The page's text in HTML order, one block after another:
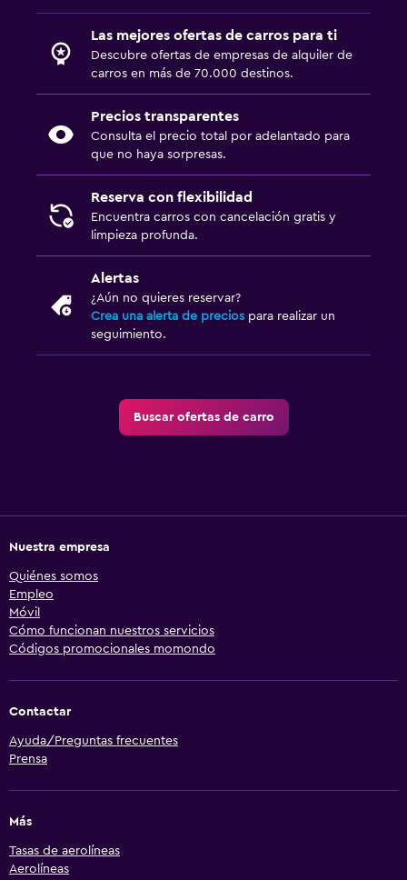
Las mejores ofertas de carros para ti
Descubre ofertas de empresas de alquiler de
carros en más de 70.000 destinos.
Precios transparentes
Consulta el precio total por adelantado para
que no haya sorpresas.
Reserva con flexibilidad
Encuentra carros con cancelación gratis y
limpieza profunda.
Alertas
¿Aún no quieres reservar?
Crea una alerta de precios para realizar un
seguimiento.
Buscar ofertas de carro
Nuestra empresa
Quiénes somos
Empleo
Móvil
Cómo funcionan nuestros servicios
Códigos promocionales momondo
Contactar
Ayuda/Preguntas frecuentes
Prensa
Más
Tasas de aerolíneas
Aerolíneas